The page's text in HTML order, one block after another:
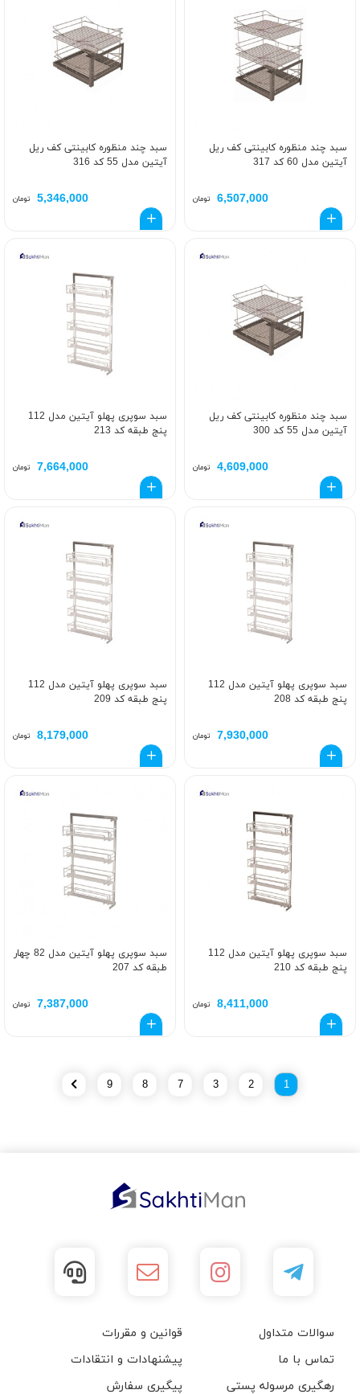
سبد چند منظوره کابینتی کف ریل
آیتین مدل 60 کد 317
6,507,000 تومان
سبد چند منظوره کابینتی کف ریل
آیتین مدل 55 کد 316
5,346,000 تومان
سبد چند منظوره کابینتی کف ریل
آیتین مدل 55 کد 300
4,609,000 تومان
سبد سوپری پهلو آیتین مدل 112
پنج طبقه کد 213
7,664,000 تومان
سبد سوپری پهلو آیتین مدل 112
پنج طبقه کد 208
7,930,000 تومان
سبد سوپری پهلو آیتین مدل 112
پنج طبقه کد 209
8,179,000 تومان
سبد سوپری پهلو آیتین مدل 112
پنج طبقه کد 210
8,411,000 تومان
سبد سوپری پهلو آیتین مدل 82 چهار
طبقه کد 207
7,387,000 تومان
1
2
3
7
8
9
سوالات متداول
قوانین و مقررات
تماس با ما
پیشنهادات و انتقادات
رهگیری مرسوله پستی
پیگیری سفارش